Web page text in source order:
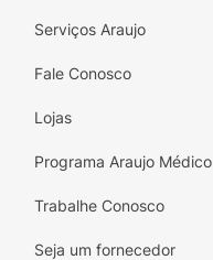
Serviços Araujo
Fale Conosco
Lojas
Programa Araujo Médico
Trabalhe Conosco
Seja um fornecedor